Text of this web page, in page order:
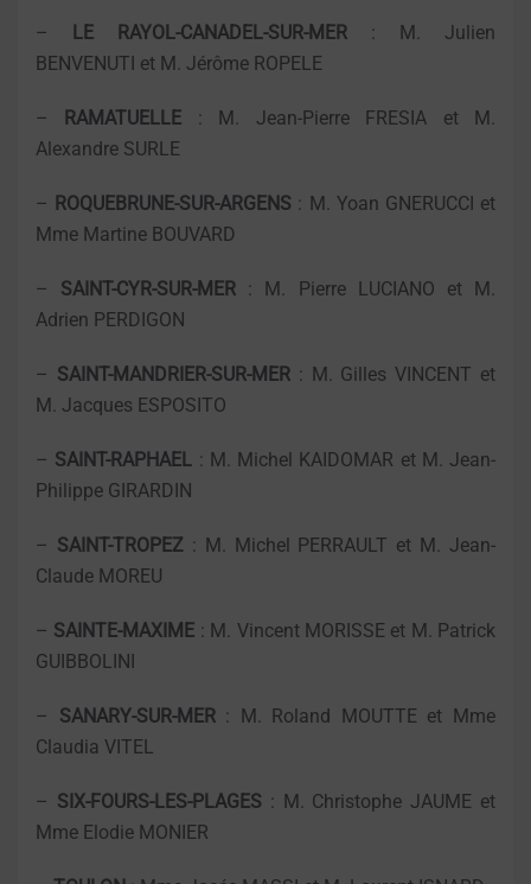
– LE RAYOL-CANADEL-SUR-MER : M. Julien
BENVENUTI et M. Jérôme ROPELE
– RAMATUELLE : M. Jean-Pierre FRESIA et M.
Alexandre SURLE
– ROQUEBRUNE-SUR-ARGENS : M. Yoan GNERUCCI et
Mme Martine BOUVARD
– SAINT-CYR-SUR-MER : M. Pierre LUCIANO et M.
Adrien PERDIGON
– SAINT-MANDRIER-SUR-MER: M. Gilles VINCENT et
M. Jacques ESPOSITO
– SAINT-RAPHAEL : M. Michel KAIDOMAR et M. Jean-
Philippe GIRARDIN
– SAINT-TROPEZ: M. Michel PERRAULT et M. Jean-
Claude MOREU
– SAINTE-MAXIME : M. Vincent MORISSE et M. Patrick
GUIBBOLINI
– SANARY-SUR-MER: M. Roland MOUTTE et Mme
Claudia VITEL
– SIX-FOURS-LES-PLAGES : M. Christophe JAUME et
Mme Elodie MONIER